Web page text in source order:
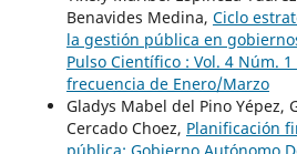
Benavides Medina, Ciclo
la gestión pública en
Pulso Científico : Vol. 4 Núm.
frecuencia de Enero/Marzo
Gladys Mabel del Pino Yépez,
Cercado Choez, Planificación
pública: Gobierno Autónomo